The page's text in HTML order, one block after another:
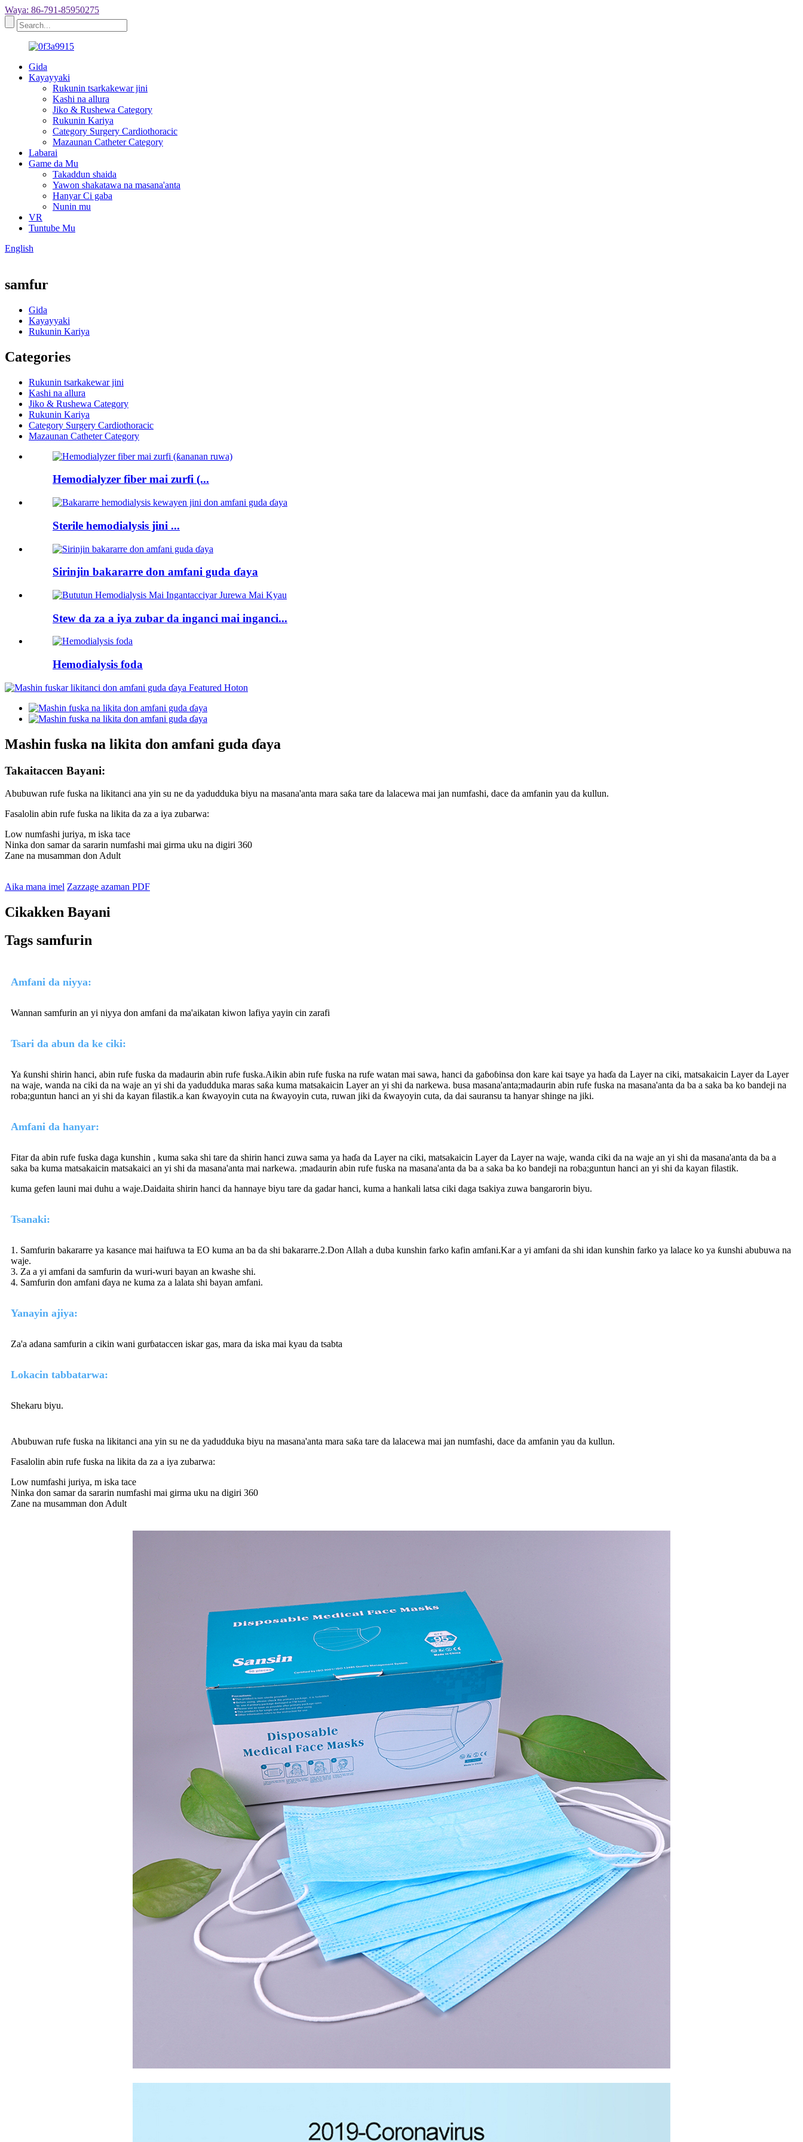
Waya: 86-791-85950275
Gida
Kayayyaki
Rukunin tsarkakewar jini
Kashi na allura
Jiko & Rushewa Category
Rukunin Kariya
Category Surgery Cardiothoracic
Mazaunan Catheter Category
Labarai
Game da Mu
Takaddun shaida
Yawon shakatawa na masana'anta
Hanyar Ci gaba
Nunin mu
VR
Tuntube Mu
English
samfur
Gida
Kayayyaki
Rukunin Kariya
Categories
Rukunin tsarkakewar jini
Kashi na allura
Jiko & Rushewa Category
Rukunin Kariya
Category Surgery Cardiothoracic
Mazaunan Catheter Category
Hemodialyzer fiber mai zurfi (...
Sterile hemodialysis jini ...
Sirinjin bakararre don amfani guda ɗaya
Stew da za a iya zubar da inganci mai inganci...
Hemodialysis foda
Mashin fuska na likita don amfani guda ɗaya
Takaitaccen Bayani:
Abubuwan rufe fuska na likitanci ana yin su ne da yadudduka biyu na masana'anta mara saƙa tare da lalacewa mai jan numfashi, dace da amfanin yau da kullun.
Fasalolin abin rufe fuska na likita da za a iya zubarwa:
Low numfashi juriya, m iska tace
Ninka don samar da sararin numfashi mai girma uku na digiri 360
Zane na musamman don Adult
Aika mana imel Zazzage azaman PDF
Cikakken Bayani
Tags samfurin
Amfani da niyya:
Wannan samfurin an yi niyya don amfani da ma'aikatan kiwon lafiya yayin cin zarafi
Tsari da abun da ke ciki:
Ya ƙunshi shirin hanci, abin rufe fuska da madaurin abin rufe fuska.Aikin abin rufe fuska na rufe watan mai sawa, hanci da gaɓoɓinsa don kare kai tsaye ya haɗa da Layer na ciki, matsakaicin Layer da Layer
na waje, wanda na ciki da na waje an yi shi da yadudduka maras saƙa kuma matsakaicin Layer an yi shi da narkewa. busa masana'anta;madaurin abin rufe fuska na masana'anta da ba a saka ba ko bandeji na
roba;guntun hanci an yi shi da kayan filastik.a kan ƙwayoyin cuta na ƙwayoyin cuta, ruwan jiki da ƙwayoyin cuta, da dai sauransu ta hanyar shinge na jiki.
Amfani da hanyar:
Fitar da abin rufe fuska daga kunshin , kuma saka shi tare da shirin hanci zuwa sama ya haɗa da Layer na ciki, matsakaicin Layer da Layer na waje, wanda ciki da na waje an yi shi da masana'anta da ba a
saka ba kuma matsakaicin matsakaici an yi shi da masana'anta mai narkewa. ;madaurin abin rufe fuska na masana'anta da ba a saka ba ko bandeji na roba;guntun hanci an yi shi da kayan filastik.
kuma gefen launi mai duhu a waje.Daidaita shirin hanci da hannaye biyu tare da gadar hanci, kuma a hankali latsa ciki daga tsakiya zuwa bangarorin biyu.
Tsanaki:
1. Samfurin bakararre ya kasance mai haifuwa ta EO kuma an ba da shi bakararre.2.Don Allah a duba kunshin farko kafin amfani.Kar a yi amfani da shi idan kunshin farko ya lalace ko ya ƙunshi abubuwa na
waje.
3. Za a yi amfani da samfurin da wuri-wuri bayan an kwashe shi.
4. Samfurin don amfani ɗaya ne kuma za a lalata shi bayan amfani.
Yanayin ajiya:
Za'a adana samfurin a cikin wani gurɓataccen iskar gas, mara da iska mai kyau da tsabta
Lokacin tabbatarwa:
Shekaru biyu.
Abubuwan rufe fuska na likitanci ana yin su ne da yadudduka biyu na masana'anta mara saƙa tare da lalacewa mai jan numfashi, dace da amfanin yau da kullun.
Fasalolin abin rufe fuska na likita da za a iya zubarwa:
Low numfashi juriya, m iska tace
Ninka don samar da sararin numfashi mai girma uku na digiri 360
Zane na musamman don Adult